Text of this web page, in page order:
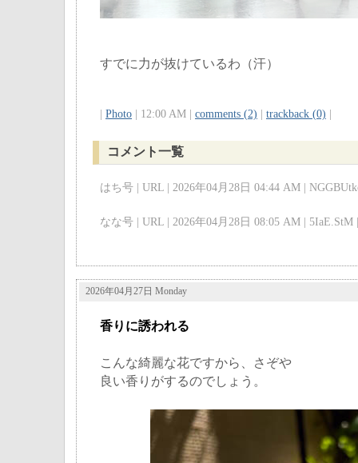
すでに力が抜けているわ（汗）
Photo | 12:00 AM | comments (2) trackback (0)
コメント一覧
はち号 | URL | 2026年04月28日 04:44 AM |
なな号 | URL | 2026年04月28日 08:05 AM | 5IaE.StM |
2026年04月27日 Monday
香りに誘われる
こんな綺麗な花ですから、さぞや
良い香りがするのでしょう。